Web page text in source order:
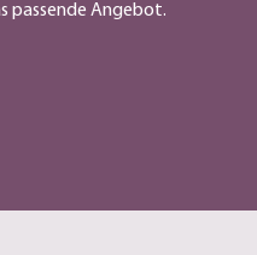
passende Angebot.